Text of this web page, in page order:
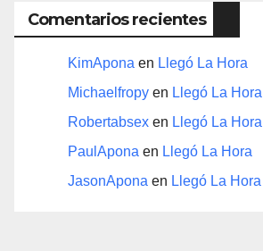
Comentarios recientes
KimApona en Llegó La Hora
Michaelfropy en Llegó La Hora
Robertabsex en Llegó La Hora
PaulApona en Llegó La Hora
JasonApona en Llegó La Hora